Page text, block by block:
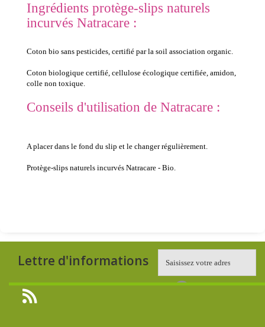
Ingrédients protège-slips naturels
incurvés Natracare :
Coton bio sans pesticides, certifié par la soil association organic.
Coton biologique certifié, cellulose écologique certifiée, amidon,
colle non toxique.
Conseils d'utilisation de Natracare :
A placer dans le fond du slip et le changer régulièrement.
Protège-slips naturels incurvés Natracare - Bio.
Lettre d'informations